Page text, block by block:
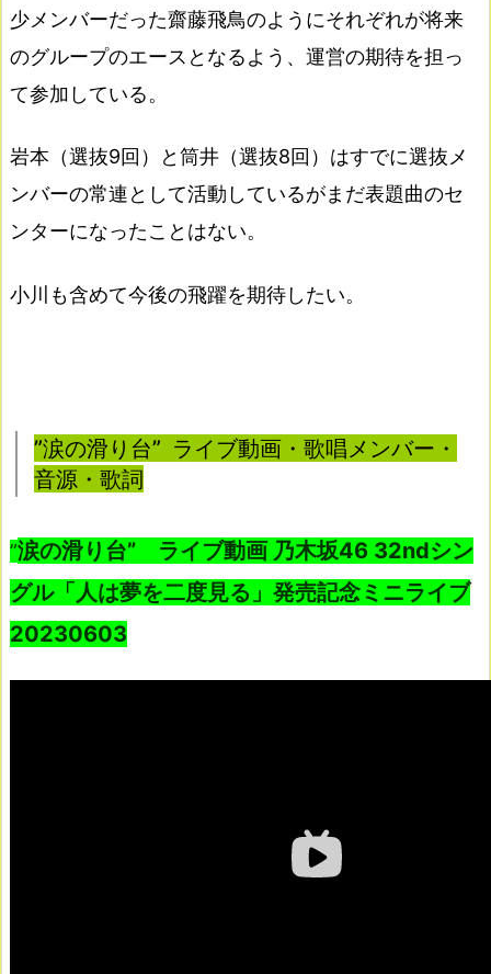
少メンバーだった齋藤飛鳥のようにそれぞれが将来
のグループのエースとなるよう、運営の期待を担っ
て参加している。
岩本（選抜9回）と筒井（選抜8回）はすでに選抜メ
ンバーの常連として活動しているがまだ表題曲のセ
ンターになったことはない。
小川も含めて今後の飛躍を期待したい。
”涙の滑り台” ライブ動画・歌唱メンバー・
音源・歌詞
”涙の滑り台” ライブ動画 乃木坂46 32ndシン
グル「人は夢を二度見る」発売記念ミニライブ
20230603